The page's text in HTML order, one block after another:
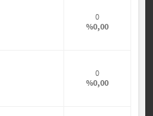
0
%0,00
0
%0,00